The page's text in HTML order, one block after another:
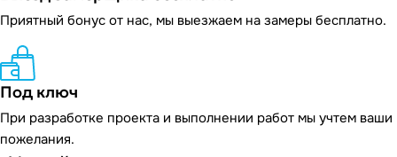
Приятный бонус от нас, мы выезжаем на замеры бесплатно.
Под ключ
При разработке проекта и выполнении работ мы учтем ваши
пожелания.